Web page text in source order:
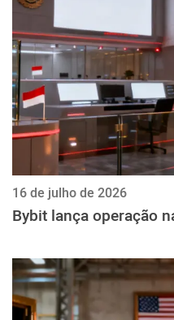
16 de julho de 2026
Bybit lança operação